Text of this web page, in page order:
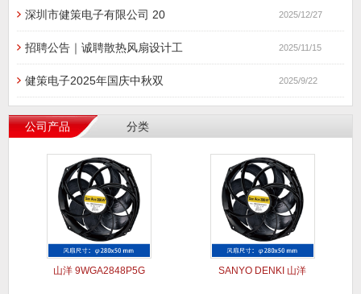
深圳市健策电子有限公司 20 2025/12/27
招聘公告｜诚聘散热风扇设计工 2025/11/15
健策电子2025年国庆中秋双 2025/9/22
公司产品 分类
山洋 9WGA2848P5G SANYO DENKI 山洋